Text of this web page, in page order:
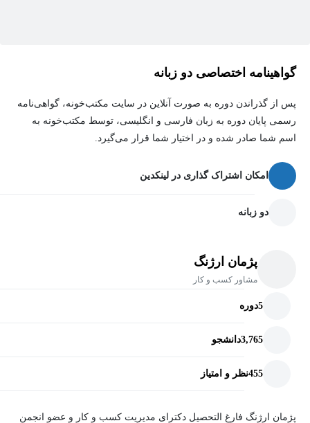
گواهینامه اختصاصی دو زبانه
پس از گذراندن دوره به صورت آنلاین در سایت مکتب‌خونه، گواهی‌نامه
رسمی پایان دوره به زبان فارسی و انگلیسی، توسط مکتب‌خونه به
اسم شما صادر شده و در اختیار شما قرار می‌گیرد.
امکان اشتراک گذاری در لینکدین
دو زبانه
پژمان ارژنگ
مشاور کسب و کار
5دوره
3,765دانشجو
455نظر و امتیاز
پژمان ارژنگ فارغ التحصیل دکترای مدیریت کسب و کار و عضو انجمن